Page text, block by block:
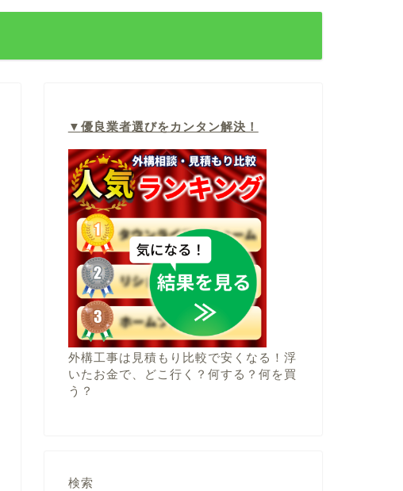
▼ 優良業者選びをカンタン解決！
外構工事は見積もり比較で安くなる！浮
いたお金で、どこ行く？何する？何を買
う？
検索